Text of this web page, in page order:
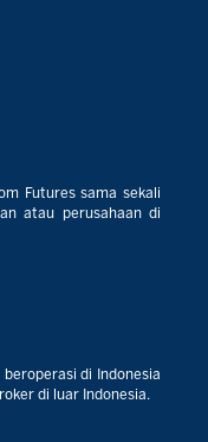
Futures sama sekali
atau perusahaan di
beroperasi di Indonesia
di luar Indonesia.